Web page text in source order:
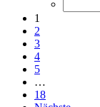
1
2
3
4
5
…
18